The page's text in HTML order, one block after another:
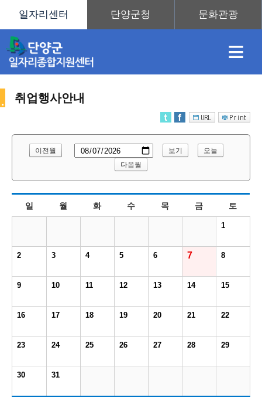
≡
정
보
정
보
훈
련
정
보
도
우
미
안
내
취업행사안내
이전월 보기
오늘
다음월
일 월 화 수 목 금 토
1
2 3 4 5 6 7 8
9 10 11 12 13 14 15
16 17 18 19 20 21 22
23 24 25 26 27 28 29
30 31
취
업
도
우